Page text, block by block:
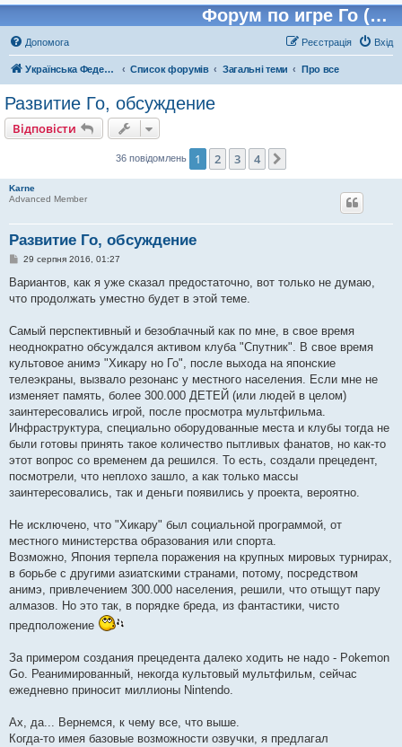
Форум по игре Го (Бадук, Вейчи)
Допомога Вхід
Реєстрація
Українська Федерація Го (УФГО) Список форумів Загальні теми Про все
Развитие Го, обсуждение
Відповісти
36 повідомлень 1 2 3 4
Karne
Advanced Member
Развитие Го, обсуждение
П
в
д
л
е
н
я
29 серпня 2016, 01:27
Вариантов, как я уже сказал предостаточно, вот только не думаю,
что продолжать уместно будет в этой теме.
Самый перспективный и безоблачный как по мне, в свое время
неоднократно обсуждался активом клуба "Спутник". В свое время
культовое анимэ "Хикару но Го", после выхода на японские
телеэкраны, вызвало резонанс у местного населения. Если мне не
изменяет память, более 300.000 ДЕТЕЙ (или людей в целом)
заинтересовались игрой, после просмотра мультфильма.
Инфраструктура, специально оборудованные места и клубы тогда не
были готовы принять такое количество пытливых фанатов, но как-то
этот вопрос со временем да решился. То есть, создали прецедент,
посмотрели, что неплохо зашло, а как только массы
заинтересовались, так и деньги появились у проекта, вероятно.
Не исключено, что "Хикару" был социальной программой, от
местного министерства образования или спорта.
Возможно, Япония терпела поражения на крупных мировых турнирах,
в борьбе с другими азиатскими странами, потому, посредством
анимэ, привлечением 300.000 населения, решили, что отыщут пару
алмазов. Но это так, в порядке бреда, из фантастики, чисто
предположение
За примером создания прецедента далеко ходить не надо - Pokemon
Go. Реанимированный, некогда культовый мультфильм, сейчас
ежедневно приносит миллионы Nintendo.
Ах, да... Вернемся, к чему все, что выше.
Когда-то имея базовые возможности озвучки, я предлагал